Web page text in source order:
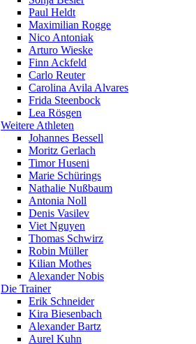
Paul Heldt
Maximilian Rogge
Nico Antoniak
Arturo Wieske
Finn Ackfeld
Carlo Reuter
Carolina Avila Alvares
Frida Steenbock
Lea Rösgen
Weitere Athleten
Johannes Bessell
Moritz Gerlach
Timor Huseni
Marie Schürings
Nathalie Nußbaum
Antonia Noll
Denis Vasilev
Viet Nguyen
Thomas Schwirz
Robin Müller
Kilian Mothes
Alexander Nobis
Die Trainer
Erik Schneider
Kira Biesenbach
Alexander Bartz
Aurel Kuhn